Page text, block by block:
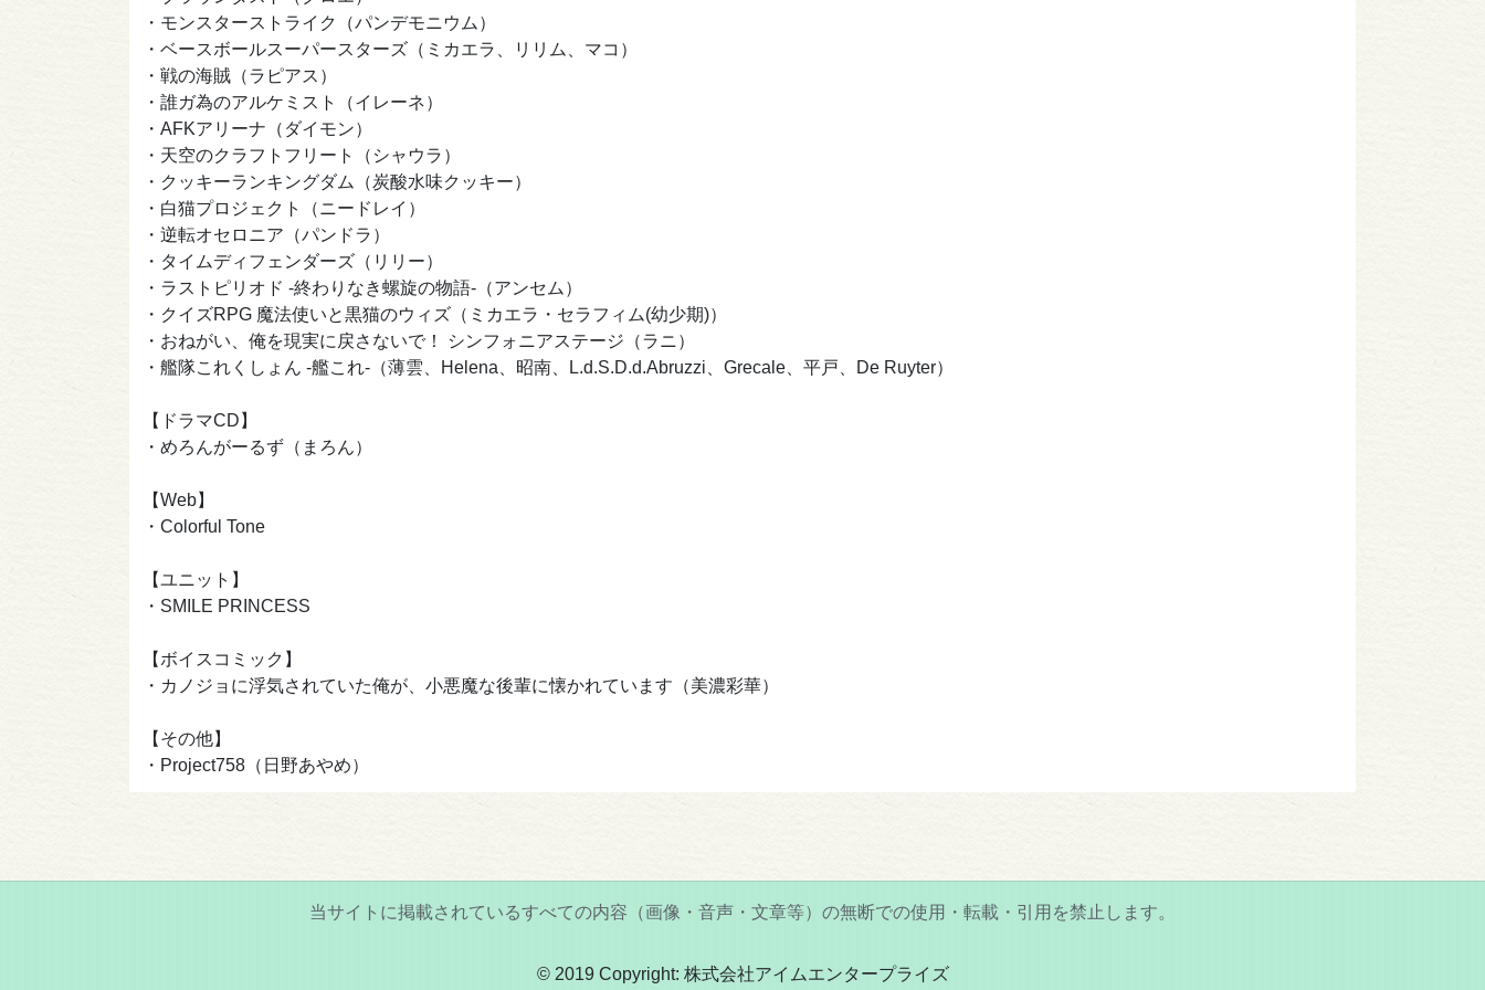
・モンスターストライク（パンデモニウム）
・ベースボールスーパースターズ（ミカエラ、リリム、マコ）
・戦の海賊（ラピアス）
・誰ガ為のアルケミスト（イレーネ）
・AFKアリーナ（ダイモン）
・天空のクラフトフリート（シャウラ）
・クッキーランキングダム（炭酸水味クッキー）
・白猫プロジェクト（ニードレイ）
・逆転オセロニア（パンドラ）
・タイムディフェンダーズ（リリー）
・ラストピリオド -終わりなき螺旋の物語-（アンセム）
・クイズRPG 魔法使いと黒猫のウィズ（ミカエラ・セラフィム(幼少期)）
・おねがい、俺を現実に戻さないで！ シンフォニアステージ（ラニ）
・艦隊これくしょん -艦これ-（薄雲、Helena、昭南、L.d.S.D.d.Abruzzi、Grecale、平戸、De Ruyter）
【ドラマCD】
・めろんがーるず（まろん）
【Web】
・Colorful Tone
【ユニット】
・SMILE PRINCESS
【ボイスコミック】
・カノジョに浮気されていた俺が、小悪魔な後輩に懐かれています（美濃彩華）
【その他】
・Project758（日野あやめ）
当サイトに掲載されているすべての内容（画像・音声・文章等）の無断での使用・転載・引用を禁止します。
© 2019 Copyright: 株式会社アイムエンタープライズ